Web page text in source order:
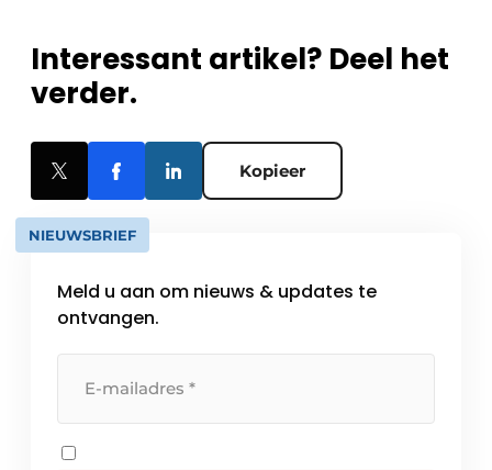
Interessant artikel? Deel het
verder.
Kopieer
NIEUWSBRIEF
Meld u aan om nieuws & updates te
ontvangen.